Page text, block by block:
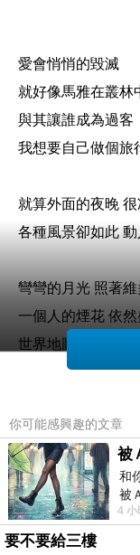
愛會悄悄的毀滅
就好像馬雅在叢林
與其讓誰成為過客
我想要自己做個旅
就算外面的夜晚 很
各種風景卻如此 動
彎彎的月光 照著
一個人的煙花 依
世界地圖上
會有不期而遇的
彎彎的月光 照著人
一個人的眺望 沒有
世界地圖上
踩著高跟鞋也能勇
你可能感興趣的文章
被
和
被
4 小
要不要給三樓